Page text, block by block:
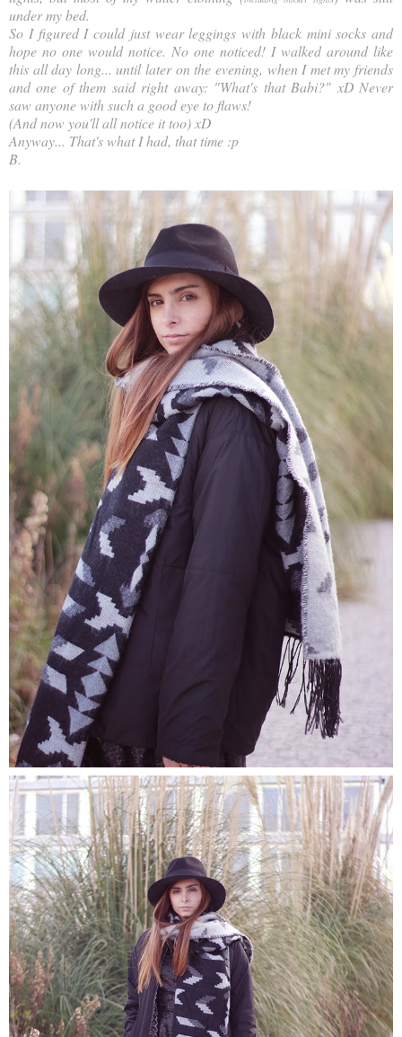
under my bed.
So I figured I could just wear leggings with black mini socks and
hope no one would notice. No one noticed! I walked around like
this all day long... until later on the evening, when I met my friends
and one of them said right away: "What's that Babi?" xD Never
saw anyone with such a good eye to flaws!
(And now you'll all notice it too) xD
Anyway... That's what I had, that time :p
B.